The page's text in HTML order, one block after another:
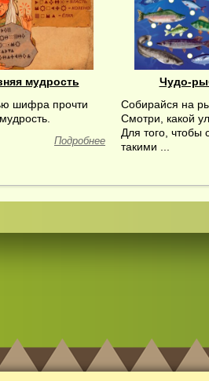
мудрость
шифра прочти
Подробнее
Чудо-
Собирайся на
Смотри, какой
Для того, чтобы
такими ...